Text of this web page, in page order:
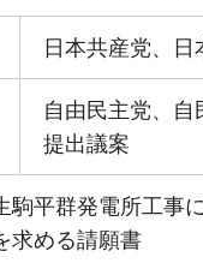
日本共産党、
自由民主党、
提出議案
駒平群発電所工事
求める請願書